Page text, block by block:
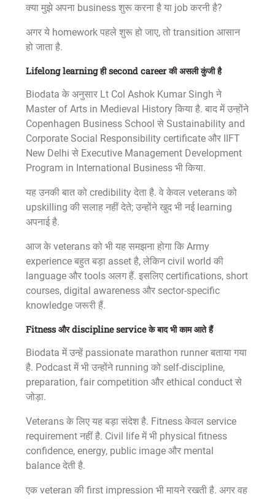
क्या मुझे अपना business शुरू करना है या job करनी है?
अगर ये homework पहले शुरू हो जाए, तो transition आसान
हो जाता है.
Lifelong learning ही second career की असली कुंजी है
Biodata के अनुसार Lt Col Ashok Kumar Singh ने
Master of Arts in Medieval History किया है. बाद में उन्होंने
Copenhagen Business School से Sustainability and
Corporate Social Responsibility certificate और IIFT
New Delhi से Executive Management Development
Program in International Business भी किया.
यह उनकी बात को credibility देता है. वे केवल veterans को
upskilling की सलाह नहीं देते; उन्होंने खुद भी नई learning
अपनाई है.
आज के veterans को भी यह समझना होगा कि Army
experience बहुत बड़ा asset है, लेकिन civil world की
language और tools अलग हैं. इसलिए certifications, short
courses, digital awareness और sector-specific
knowledge जरूरी हैं.
Fitness और discipline service के बाद भी काम आते हैं
Biodata में उन्हें passionate marathon runner बताया गया
है. Podcast में भी उन्होंने running को self-discipline,
preparation, fair competition और ethical conduct से
जोड़ा.
Veterans के लिए यह बड़ा संदेश है. Fitness केवल service
requirement नहीं है. Civil life में भी physical fitness
confidence, energy, public image और mental
balance देती है.
एक veteran की first impression भी मायने रखती है. अगर वह